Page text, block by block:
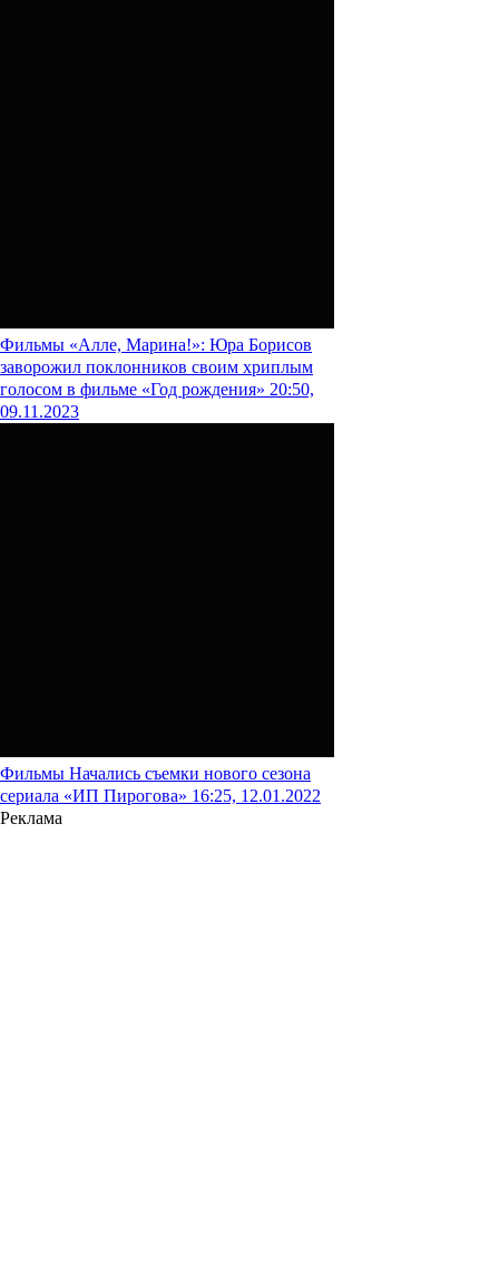
Фильмы «Алле, Марина!»: Юра Борисов
заворожил поклонников своим хриплым
голосом в фильме «Год рождения» 20:50,
09.11.2023
Фильмы Начались съемки нового сезона
сериала «ИП Пирогова» 16:25, 12.01.2022
Реклама